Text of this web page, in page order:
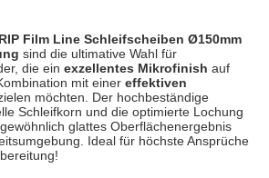
Film Line Schleifscheiben Ø150mm
sind die ultimative Wahl für
die ein exzellentes Mikrofinish auf
mit einer effektiven
möchten. Der hochbeständige
Schleifkorn und die optimierte Lochung
glattes Oberflächenergebnis
Ideal für höchste Ansprüche